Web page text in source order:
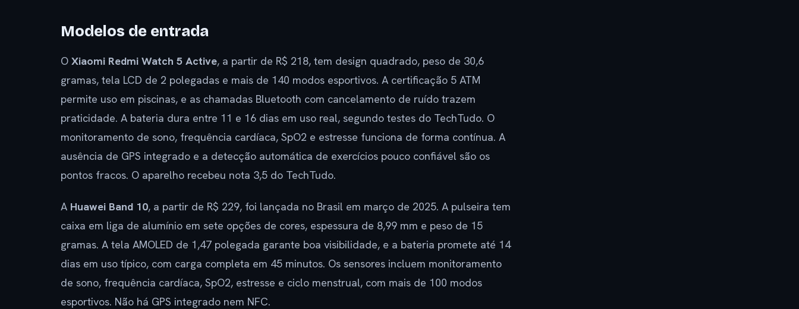
Modelos de entrada
O Xiaomi Redmi Watch 5 Active, a partir de R$ 218, tem design quadrado, peso de 30,6
gramas, tela LCD de 2 polegadas e mais de 140 modos esportivos. A certificação 5 ATM
permite uso em piscinas, e as chamadas Bluetooth com cancelamento de ruído trazem
praticidade. A bateria dura entre 11 e 16 dias em uso real, segundo testes do TechTudo. O
monitoramento de sono, frequência cardíaca, SpO2 e estresse funciona de forma contínua. A
ausência de GPS integrado e a detecção automática de exercícios pouco confiável são os
pontos fracos. O aparelho recebeu nota 3,5 do TechTudo.
A Huawei Band 10, a partir de R$ 229, foi lançada no Brasil em março de 2025. A pulseira tem
caixa em liga de alumínio em sete opções de cores, espessura de 8,99 mm e peso de 15
gramas. A tela AMOLED de 1,47 polegada garante boa visibilidade, e a bateria promete até 14
dias em uso típico, com carga completa em 45 minutos. Os sensores incluem monitoramento
de sono, frequência cardíaca, SpO2, estresse e ciclo menstrual, com mais de 100 modos
esportivos. Não há GPS integrado nem NFC.